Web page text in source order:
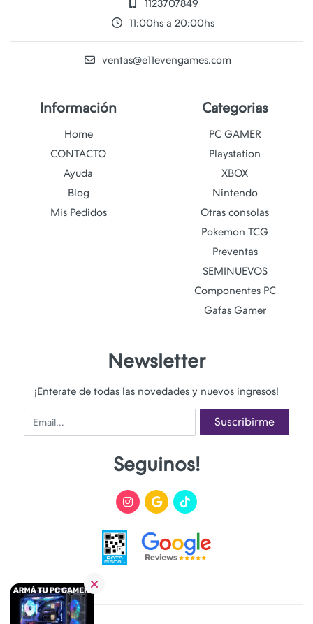
1123707849
11:00hs a 20:00hs
ventas@e11evengames.com
Información
Home
CONTACTO
Ayuda
Blog
Mis Pedidos
Categorias
PC GAMER
Playstation
XBOX
Nintendo
Otras consolas
Pokemon TCG
Preventas
SEMINUEVOS
Componentes PC
Gafas Gamer
Newsletter
¡Enterate de todas las novedades y nuevos ingresos!
Email Suscribirme
Seguinos!